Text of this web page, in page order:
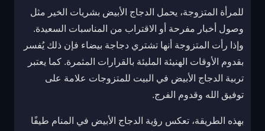
للمرأة المتزوجة، يحمل الدجاج الأبيض بشريات الخير مثل
وصول أخبار مفرحة أو الاقتراب من المناسبات السعيدة.
وإذا رأت المتزوجة أنها تشتري دجاجة بيضاء فإن ذلك يُفسر
بقدوم الأوقات الهنيئة المليئة بالقرارات المثمرة. كما يعتبر
تربية الدجاج الأبيض في البيت للمتزوجات علامة على
توفيق الله وقدوم الفرج.
بهذه الطريقة، تعكس رؤية الدجاج الأبيض في المنام طيفًا